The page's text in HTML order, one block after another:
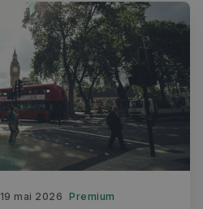
19 mai 2026 Premium